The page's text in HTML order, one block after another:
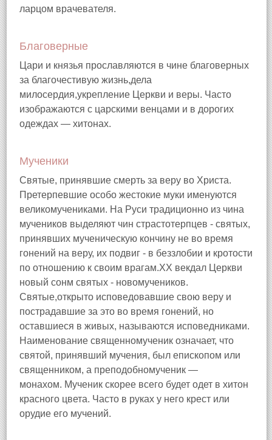
ларцом врачевателя.
Благоверные
Цари и князья прославляются в чине благоверных
за благочестивую жизнь,дела
милосердия,укрепление Церкви и веры. Часто
изображаются с царскими венцами и в дорогих
одеждах — хитонах.
Мученики
Святые, принявшие смерть за веру во Христа.
Претерпевшие особо жестокие муки именуются
великомучениками. На Руси традиционно из чина
мучеников выделяют чин страстотерпцев - святых,
принявших мученическую кончину не во время
гонений на веру, их подвиг - в беззлобии и кротости
по отношению к своим врагам.ХХ векдал Церкви
новый сонм святых - новомучеников.
Святые,открыто исповедовавшие свою веру и
пострадавшие за это во время гонений, но
оставшиеся в живых, называются исповедниками.
Наименование священномученик означает, что
святой, принявший мучения, был епископом или
священником, а преподобномученик —
монахом. Мученик скорее всего будет одет в хитон
красного цвета. Часто в руках у него крест или
орудие его мучений.